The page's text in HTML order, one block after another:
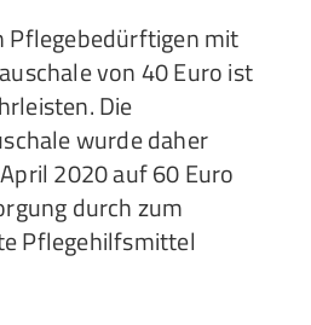
Pflegebedürftigen mit
von 40 Euro ist
Die
wurde daher
2020 auf 60 Euro
durch zum
Pflegehilfsmittel